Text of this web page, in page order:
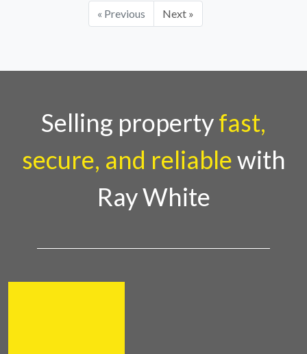
« Previous Next »
Selling propertyfast,
secure, and reliablewith
Ray White